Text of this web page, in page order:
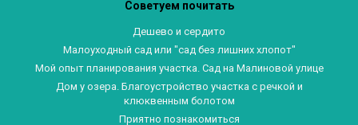
Советуем почитать
Дешево и сердито
Малоуходный сад или "сад без лишних хлопот"
Мой опыт планирования участка. Сад на Малиновой улице
Дом у озера. Благоустройство участка с речкой и
клюквенным болотом
Приятно познакомиться